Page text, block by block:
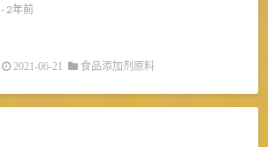
- 2年前
2021-06-21 食品添加剂原料